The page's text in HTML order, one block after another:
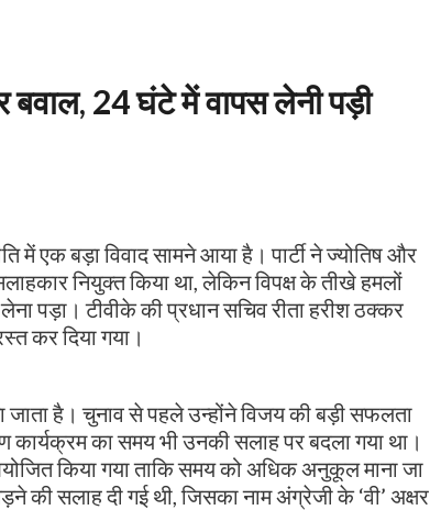
बवाल, 24 घंटे में वापस लेनी पड़ी
एक बड़ा विवाद सामने आया है। पार्टी ने ज्योतिष और
नियुक्त किया था, लेकिन विपक्ष के तीखे हमलों
पड़ा। टीवीके की प्रधान सचिव रीता हरीश ठक्कर
कर दिया गया।
जाता है। चुनाव से पहले उन्होंने विजय की बड़ी सफलता
का समय भी उनकी सलाह पर बदला गया था।
किया गया ताकि समय को अधिक अनुकूल माना जा
सलाह दी गई थी, जिसका नाम अंग्रेजी के ‘वी’ अक्षर